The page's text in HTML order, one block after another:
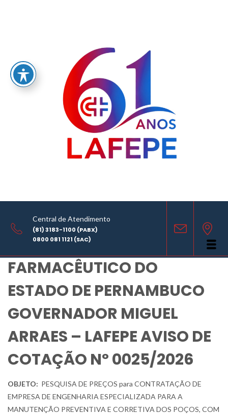
Central de Atendimento
(81) 3183-1100 (PABX)
0800 081 1121 (SAC)
LABORATÓRIO FARMACÊUTICO DO ESTADO DE PERNAMBUCO
GOVERNADOR MIGUEL ARRAES - LAFEPE AVISO DE COTAÇÃO Nº 0025/2026
COMPARTILHE
LABORATÓRIO
FARMACÊUTICO DO
ESTADO DE PERNAMBUCO
GOVERNADOR MIGUEL
ARRAES – LAFEPE AVISO DE
COTAÇÃO Nº 0025/2026
OBJETO: PESQUISA DE PREÇOS para CONTRATAÇÃO DE
EMPRESA DE ENGENHARIA ESPECIALIZADA PARA A
MANUTENÇÃO PREVENTIVA E CORRETIVA DOS POÇOS, COM